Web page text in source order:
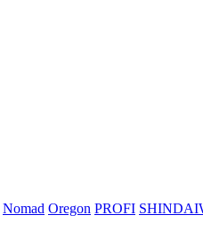
Nomad Oregon PROFI